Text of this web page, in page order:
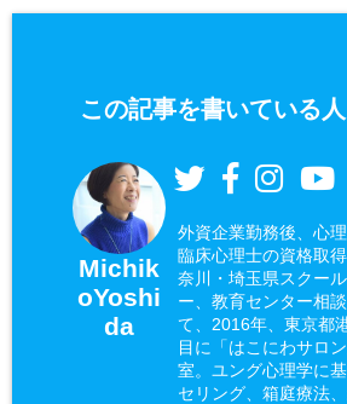
この記事を書いている
Michik
oYoshi
da
外資企業勤務後、心理
臨床心理士の資格取
奈川・埼玉県スクー
ー、教育センター相
て、2016年、東京都
目に「はこにわサロ
室。ユング心理学に
セリング、箱庭療法